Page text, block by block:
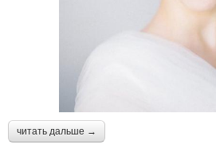
читать дальше →